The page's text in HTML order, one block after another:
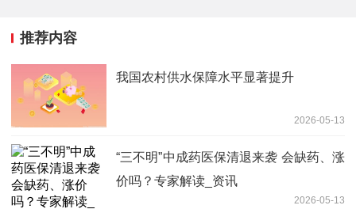
推荐内容
我国农村供水保障水平显著提升
2026-05-13
“三不明”中成药医保清退来袭 会缺药、涨
价吗？专家解读_资讯
2026-05-13